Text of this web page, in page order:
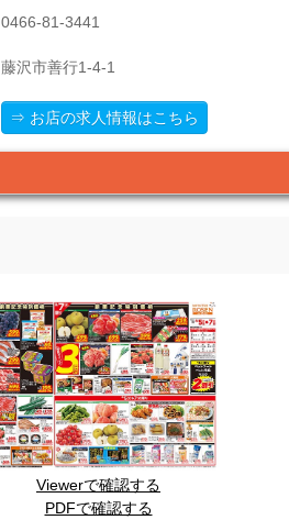
0466-81-3441
藤沢市善行1-4-1
⇒ お店の求人情報はこちら
Viewerで確認する
PDFで確認する